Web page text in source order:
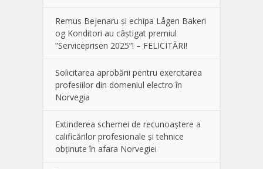
Remus Bejenaru și echipa Lågen Bakeri
og Konditori au câștigat premiul
”Serviceprisen 2025”! – FELICITĂRI!
Solicitarea aprobării pentru exercitarea
profesiilor din domeniul electro în
Norvegia
Extinderea schemei de recunoaștere a
calificărilor profesionale și tehnice
obținute în afara Norvegiei